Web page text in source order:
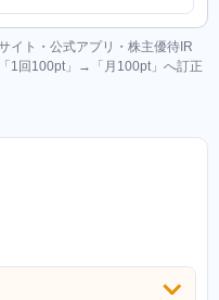
イト・公式アプリ・株主優待IR
1回100pt」→「月100pt」へ訂正